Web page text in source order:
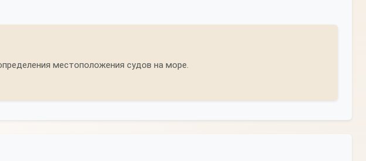
местоположения судов на море.